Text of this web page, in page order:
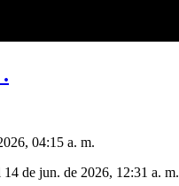
04:15 a. m.
14 de jun. de 2026, 12:31 a. m.